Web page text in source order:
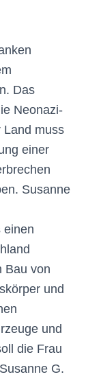
Das
Neonazi-
Land muss
einer
Susanne
einen
Bau von
und
und
die Frau
G.